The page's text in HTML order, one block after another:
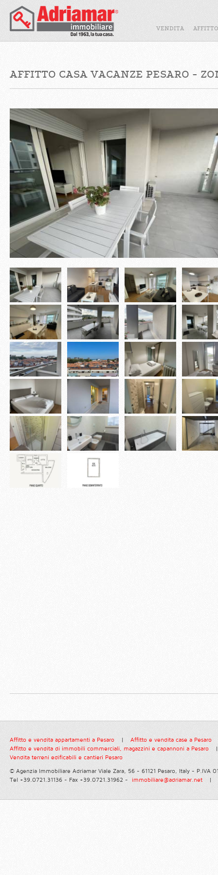
VENDITA AFFITTO
AFFITTO CASA VACANZE PESARO -
Affitto e vendita appartamenti a Pesaro |
Affitto e vendita case a Pesaro
Affitto e vendita di immobili commerciali, magazzini e capannoni a Pesaro
|
Vendita terreni edificabili e cantieri Pesaro
© Agenzia Immobiliare Adriamar Viale Zara, 56 - 61121 Pesaro, Italy - P.IVA
Tel +39.0721.31136 - Fax +39.0721.31962 - immobiliare@adriamar.net |